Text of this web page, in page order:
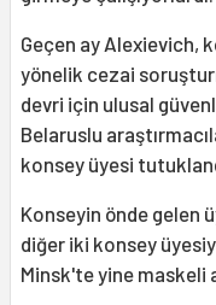
Geçen ay Alexievich,
yönelik cezai
devri için ulusal
Belaruslu
konsey üyesi
Konseyin önde gelen
diğer iki konsey
Minsk'te yine maskeli